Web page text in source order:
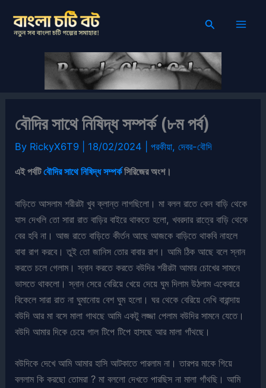
content
Search
বৌদির সাথে নিষিদ্ধ সম্পর্ক (৮ম পর্ব)
By RickyX6T9 18/02/2024 |পরকীয়া,দেবর-বৌদি
এই পর্বটিবৌদির সাথে নিষিদ্ধ সম্পর্কসিরিজের অংশ।
বাড়িতে আসলাম শরীরটা খুব ক্লান্ত লাগছিলো। মা বলল রাতে কেন বাড়ি থেকে
যাস দেখলি তো সারা রাত বাড়ির বাইরে থাকতে হলো, খবরদার রাত্রে বাড়ি থেকে
বের হবি না। আজ রাতে বাড়িতে কীর্তন আছে আজকে বাড়িতে থাকবি নাহলে
বাবা রাগ করবে। তুই তো জানিস তোর বাবার রাগ। আমি ঠিক আছে বলে স্নান
করতে চলে গেলাম। স্নান করতে করতে বউদির শরীরটা আমার চোখের সামনে
ভাসতে থাকলো। স্নান সেরে বেরিয়ে খেয়ে দেয়ে ঘুম দিলাম উঠলাম একেবারে
বিকেলে সারা রাত না ঘুমানোয় বেশ ঘুম হলো। ঘর থেকে বেরিয়ে দেখি বারান্দায়
বউদি আর মা বসে মালা গাথছে আমি একটু লজ্জা পেলাম বউদির সামনে যেতে।
বউদি আমার দিকে চেয়ে গাল টিপে টিপে হাসছে আর মালা গাঁথছে।
বউদিকে দেখে আমি আমার হাসি আটকাতে পারলাম না। তারপর মাকে গিয়ে
বললাম কি করছো তোমরা ? মা বললো দেখতে পারছিস না মালা গাঁথছি। আমি